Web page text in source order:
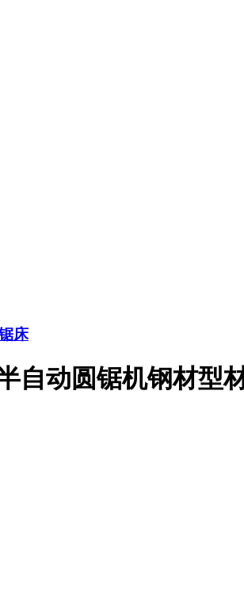
床
自动圆锯机钢材型